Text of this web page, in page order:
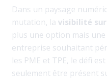
Dans un paysage
mutation, la visibilité sur
plus une option mais
entreprise souhaitant
les PME et TPE, le défi
seulement être présent